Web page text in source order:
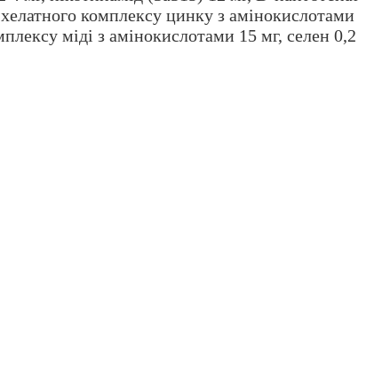
комплексу цинку з амінокислотами
міді з амінокислотами 15 мг, селен 0,2